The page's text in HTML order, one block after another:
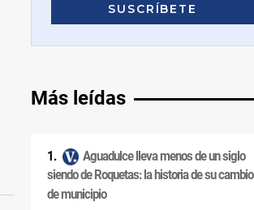
Más leídas
Aguadulce lleva menos de un siglo
siendo de Roquetas: la historia de su cambio
de municipio